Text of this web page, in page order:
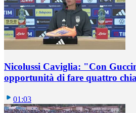
Nicolussi Caviglia: "Con
opportunità di fare quattro
01:03